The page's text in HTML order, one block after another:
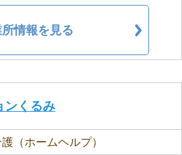
情報を見る
ンくるみ
（ホームヘルプ）